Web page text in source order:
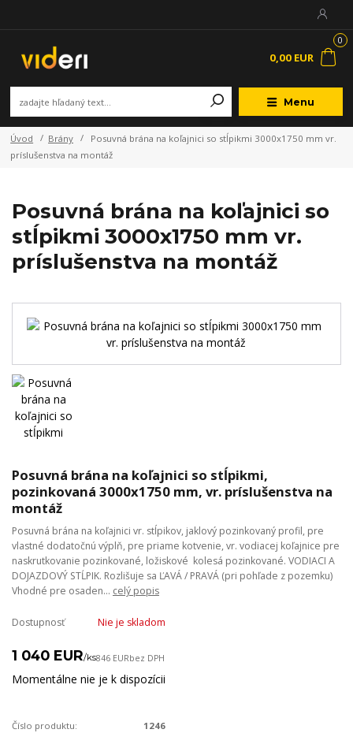
Menu
0
0,00 EUR
Úvod Brány
Posuvná brána na koľajnici so stĺpikmi 3000x1750 mm vr.
príslušenstva na montáž
Posuvná brána na koľajnici so
stĺpikmi 3000x1750 mm vr.
príslušenstva na montáž
Posuvná brána na koľajnici so stĺpikmi,
pozinkovaná 3000x1750 mm, vr. príslušenstva na
montáž
Posuvná brána na koľajnici vr. stĺpikov, jaklový pozinkovaný profil, pre
vlastné dodatočnú výplň, pre priame kotvenie, vr. vodiacej koľajnice pre
naskrutkovanie pozinkované, ložiskové kolesá pozinkované. VODIACI A
DOJAZDOVÝ STĹPIK. Rozlišuje sa ĽAVÁ / PRAVÁ (pri pohľade z pozemku)
Vhodné pre osaden... celý popis
Dostupnosť Nie je skladom
1 040 EUR/ks846 EURbez DPH
Momentálne nie je k dispozícii
Číslo produktu: 1246